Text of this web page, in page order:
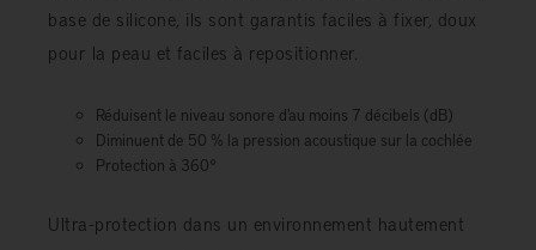
base de silicone, ils sont garantis faciles à fixer, doux
pour la peau et faciles à repositionner.
Réduisent le niveau sonore d'au moins 7 décibels (dB)
Diminuent de 50 % la pression acoustique sur la cochlée
Protection à 360°
Ultra-protection dans un environnement hautement